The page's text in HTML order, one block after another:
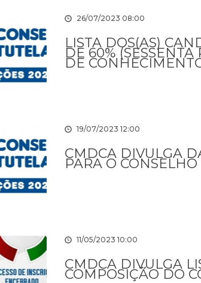
26/07/2023 08:00
LISTA DOS(AS)
DE 60%
DE
19/07/2023 12:00
CMDCA DIVULGA
PARA O
11/05/2023 10:00
CMDCA DIVULGA
COMPOSIÇÃO DO